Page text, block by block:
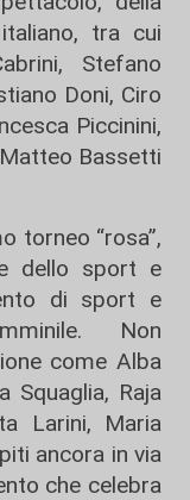
tra cui
Stefano
Doni, Ciro
Piccinini,
Bassetti
torneo “rosa”,
dello sport e
di sport e
Non
come Alba
Squaglia, Raja
Larini, Maria
ancora in via
che celebra